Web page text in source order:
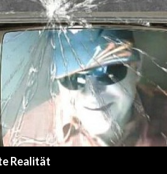
Realität